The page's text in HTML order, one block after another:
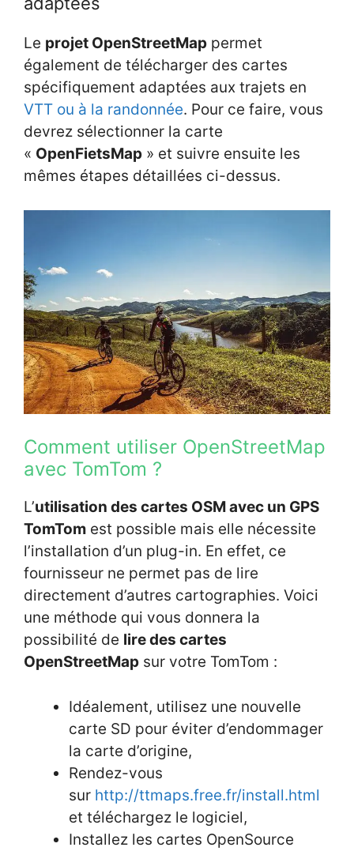
Le projet OpenStreetMap permet
également de télécharger des cartes
spécifiquement adaptées aux trajets en
VTT ou à la randonnée. Pour ce faire, vous
devrez sélectionner la carte
« OpenFietsMap » et suivre ensuite les
mêmes étapes détaillées ci-dessus.
Comment utiliser OpenStreetMap
avec TomTom ?
L’utilisation des cartes OSM avec un GPS
TomTom est possible mais elle nécessite
l’installation d’un plug-in. En effet, ce
fournisseur ne permet pas de lire
directement d’autres cartographies. Voici
une méthode qui vous donnera la
possibilité de lire des cartes
OpenStreetMap sur votre TomTom :
Idéalement, utilisez une nouvelle
carte SD pour éviter d’endommager
la carte d’origine,
Rendez-vous
sur http://ttmaps.free.fr/install.html
et téléchargez le logiciel,
Installez les cartes OpenSource